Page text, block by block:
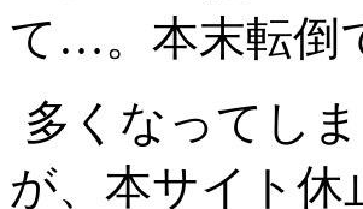
て…。本末転倒
多くなってし
が、本サイト休